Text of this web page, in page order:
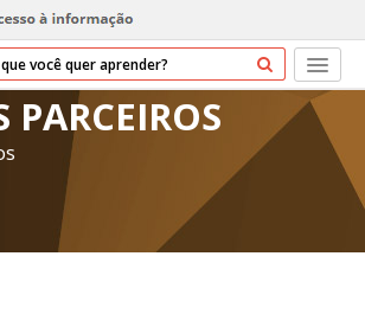
Início
Parceiros
PARCEIROS